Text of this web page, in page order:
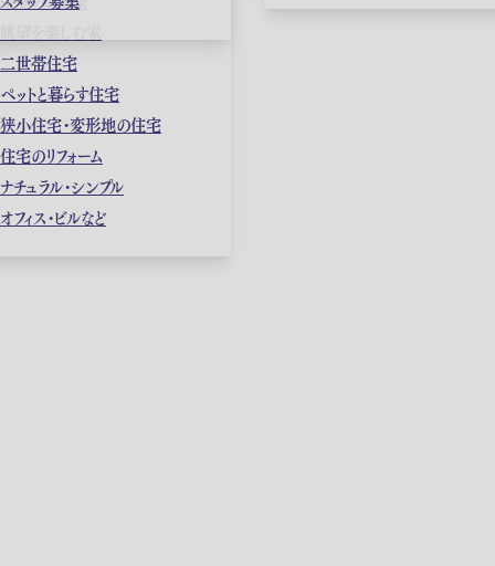
二世帯住宅
ペットと暮らす住宅
狭小住宅・変形地の住宅
住宅のリフォーム
ナチュラル・シンプル
オフィス・ビルなど